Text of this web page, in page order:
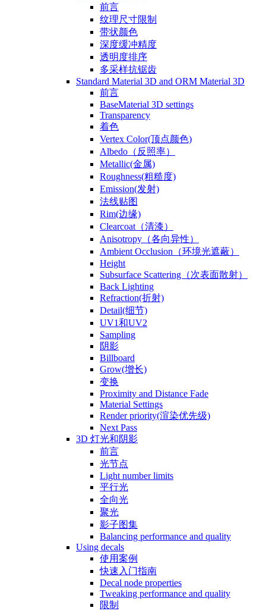
前言
纹理尺寸限制
带状颜色
深度缓冲精度
透明度排序
多采样抗锯齿
Standard Material 3D and ORM Material 3D
前言
BaseMaterial 3D settings
Transparency
着色
Vertex Color(顶点颜色)
Albedo（反照率）
Metallic(金属)
Roughness(粗糙度)
Emission(发射)
法线贴图
Rim(边缘)
Clearcoat（清漆）
Anisotropy（各向异性）
Ambient Occlusion（环境光遮蔽）
Height
Subsurface Scattering（次表面散射）
Back Lighting
Refraction(折射)
Detail(细节)
UV1和UV2
Sampling
阴影
Billboard
Grow(增长)
变换
Proximity and Distance Fade
Material Settings
Render priority(渲染优先级)
Next Pass
3D 灯光和阴影
前言
光节点
Light number limits
平行光
全向光
聚光
影子图集
Balancing performance and quality
Using decals
使用案例
快速入门指南
Decal node properties
Tweaking performance and quality
限制